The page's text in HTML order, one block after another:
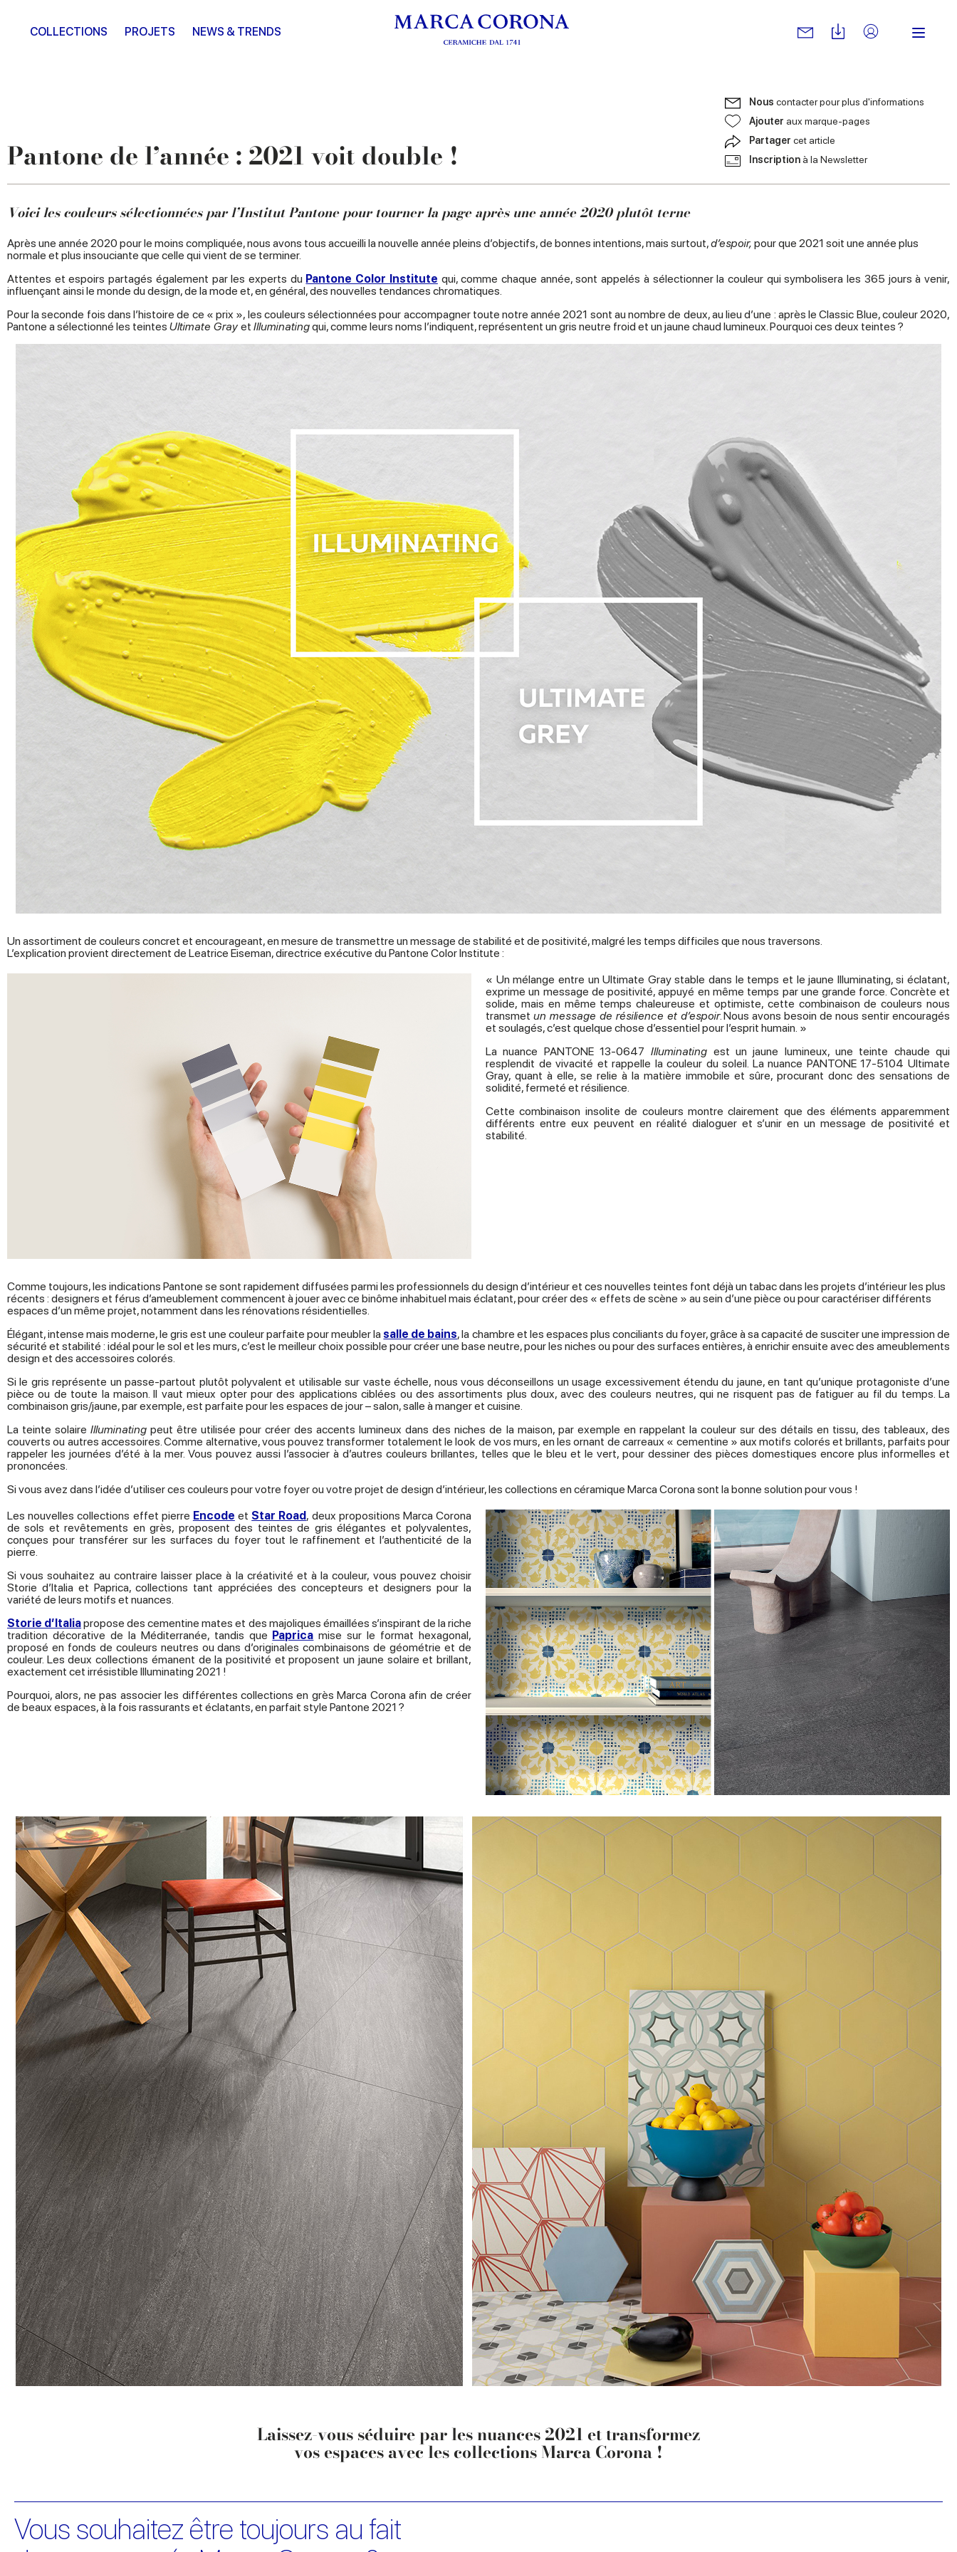
COLLECTIONS PROJETS NEWS & TRENDS
Pantone de l’année : 2021 voit double !
Nous contacter pour plus d'informations
Ajouter aux marque-pages
Partager cet article
Inscription à la Newsletter
Voici les couleurs sélectionnées par l’Institut Pantone pour tourner la page après une année 2020 plutôt terne
Après une année 2020 pour le moins compliquée, nous avons tous accueilli la nouvelle année pleins d’objectifs, de bonnes intentions, mais surtout,d’espoir, pour que 2021 soit une année plus
normale et plus insouciante que celle qui vient de se terminer.
Attentes et espoirs partagés également par les experts du Pantone Color Institute qui, comme chaque année, sont appelés à sélectionner la couleur qui symbolisera les 365 jours à venir,
influençant ainsi le monde du design, de la mode et, en général, des nouvelles tendances chromatiques.
Pour la seconde fois dans l’histoire de ce « prix », les couleurs sélectionnées pour accompagner toute notre année 2021 sont au nombre de deux, au lieu d’une : après le Classic Blue, couleur 2020,
Pantone a sélectionné les teintes Ultimate Grayet Illuminatingqui, comme leurs noms l’indiquent, représentent un gris neutre froid et un jaune chaud lumineux. Pourquoi ces deux teintes ?
Un assortiment de couleurs concret et encourageant, en mesure de transmettre un message de stabilité et de positivité, malgré les temps difficiles que nous traversons.
L’explication provient directement de Leatrice Eiseman, directrice exécutive du Pantone Color Institute :
« Un mélange entre un Ultimate Gray stable dans le temps et le jaune Illuminating, si éclatant,
exprime un message de positivité, appuyé en même temps par une grande force. Concrète et
solide, mais en même temps chaleureuse et optimiste, cette combinaison de couleurs nous
transmet un message de résilience et d’espoir. Nous avons besoin de nous sentir encouragés
et soulagés, c’est quelque chose d’essentiel pour l’esprit humain. »
La nuance PANTONE 13-0647 Illuminating est un jaune lumineux, une teinte chaude qui
resplendit de vivacité et rappelle la couleur du soleil. La nuance PANTONE 17-5104 Ultimate
Gray, quant à elle, se relie à la matière immobile et sûre, procurant donc des sensations de
solidité, fermeté et résilience.
Cette combinaison insolite de couleurs montre clairement que des éléments apparemment
différents entre eux peuvent en réalité dialoguer et s’unir en un message de positivité et
stabilité.
Comme toujours, les indications Pantone se sont rapidement diffusées parmi les professionnels du design d’intérieur et ces nouvelles teintes font déjà un tabac dans les projets d’intérieur les plus
récents : designers et férus d’ameublement commencent à jouer avec ce binôme inhabituel mais éclatant, pour créer des « effets de scène » au sein d’une pièce ou pour caractériser différents
espaces d’un même projet, notamment dans les rénovations résidentielles.
Élégant, intense mais moderne, le gris est une couleur parfaite pour meubler la salle de bains, la chambre et les espaces plus conciliants du foyer, grâce à sa capacité de susciter une impression de
sécurité et stabilité : idéal pour le sol et les murs, c’est le meilleur choix possible pour créer une base neutre, pour les niches ou pour des surfaces entières, à enrichir ensuite avec des ameublements
design et des accessoires colorés.
Si le gris représente un passe-partout plutôt polyvalent et utilisable sur vaste échelle, nous vous déconseillons un usage excessivement étendu du jaune, en tant qu’unique protagoniste d’une
pièce ou de toute la maison. Il vaut mieux opter pour des applications ciblées ou des assortiments plus doux, avec des couleurs neutres, qui ne risquent pas de fatiguer au fil du temps. La
combinaison gris/jaune, par exemple, est parfaite pour les espaces de jour – salon, salle à manger et cuisine.
La teinte solaireIlluminating peut être utilisée pour créer des accents lumineux dans des niches de la maison, par exemple en rappelant la couleur sur des détails en tissu, des tableaux, des
couverts ou autres accessoires. Comme alternative, vous pouvez transformer totalement le look de vos murs, en les ornant de carreaux « cementine » aux motifs colorés et brillants, parfaits pour
rappeler les journées d’été à la mer. Vous pouvez aussi l’associer à d’autres couleurs brillantes, telles que le bleu et le vert, pour dessiner des pièces domestiques encore plus informelles et
prononcées.
Si vous avez dans l’idée d’utiliser ces couleurs pour votre foyer ou votre projet de design d’intérieur, les collections en céramique Marca Corona sont la bonne solution pour vous !
Les nouvelles collections effet pierre Encode et Star Road , deux propositions Marca Corona
de sols et revêtements en grès, proposent des teintes de gris élégantes et polyvalentes,
conçues pour transférer sur les surfaces du foyer tout le raffinement et l’authenticité de la
pierre.
Si vous souhaitez au contraire laisser place à la créativité et à la couleur, vous pouvez choisir
Storie d’Italia et Paprica, collections tant appréciées des concepteurs et designers pour la
variété de leurs motifs et nuances.
Storie d’Italiapropose des cementine mates et des majoliques émaillées s’inspirant de la riche
tradition décorative de la Méditerranée, tandis que Paprica mise sur le format hexagonal,
proposé en fonds de couleurs neutres ou dans d’originales combinaisons de géométrie et de
couleur. Les deux collections émanent de la positivité et proposent un jaune solaire et brillant,
exactement cet irrésistible Illuminating 2021 !
Pourquoi, alors, ne pas associer les différentes collections en grès Marca Corona afin de créer
de beaux espaces, à la fois rassurants et éclatants, en parfait style Pantone 2021 ?
Laissez-vous séduire par les nuances 2021 et transformez
vos espaces avec les collections Marca Corona !
Vous souhaitez être toujours au fait